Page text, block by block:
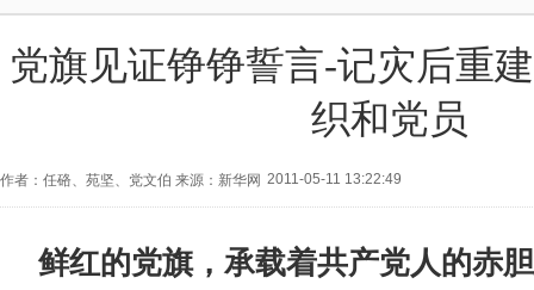
党旗见证铮铮誓言-记灾后重
织和党员
作者：任硌、苑坚、党文伯 来源：新华网 2011-05-11 13:22:49
鲜红的党旗，承载着共产党人的赤